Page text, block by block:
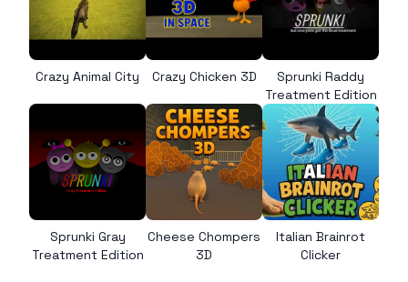
Crazy Animal City Crazy Chicken 3D
Sprunki Raddy
Treatment Edition
Sprunki Gray
Treatment Edition
Cheese Chompers
3D
Italian Brainrot
Clicker